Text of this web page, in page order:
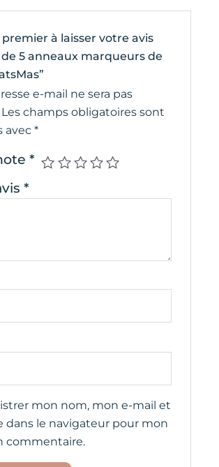
premier à laisser votre avis
de 5 anneaux marqueurs de
e-mail ne sera pas
Les champs obligatoires sont
avec *
*
*
mon nom, mon e-mail et
dans le navigateur pour mon
commentaire.